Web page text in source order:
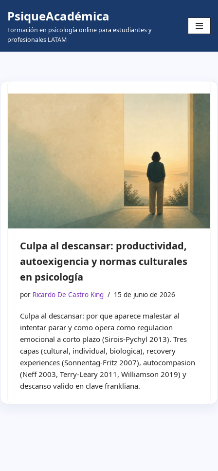
Skip
to
content
PsiqueAcadémica
Formación en psicología online para estudiantes y
profesionales LATAM
Culpa al descansar: productividad,
autoexigencia y normas culturales
en psicología
por Ricardo De Castro King 15 de junio de 2026
Culpa al descansar: por que aparece malestar al
intentar parar y como opera como regulacion
emocional a corto plazo (Sirois-Pychyl 2013). Tres
capas (cultural, individual, biologica), recovery
experiences (Sonnentag-Fritz 2007), autocompasion
(Neff 2003, Terry-Leary 2011, Williamson 2019) y
descanso valido en clave frankliana.